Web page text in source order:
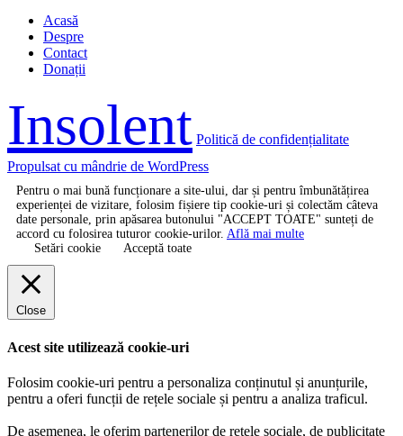
Acasă
Despre
Contact
Donații
Insolent Politică de confidențialitate
Propulsat cu mândrie de WordPress
Pentru o mai bună funcționare a site-ului, dar și pentru îmbunătățirea
experienței de vizitare, folosim fișiere tip cookie-uri și colectăm câteva
date personale, prin apăsarea butonului "ACCEPT TOATE" sunteți de
accord cu folosirea tuturor cookie-urilor. Află mai multe
Setări cookie
Acceptă toate
Close
Acest site utilizează cookie-uri
Folosim cookie-uri pentru a personaliza conținutul și anunțurile,
pentru a oferi funcții de rețele sociale și pentru a analiza traficul.
De asemenea, le oferim partenerilor de rețele sociale, de publicitate